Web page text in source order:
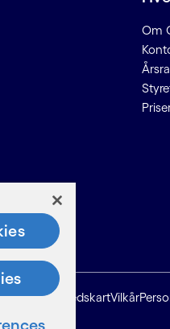
Om
NettstedskartVilkår